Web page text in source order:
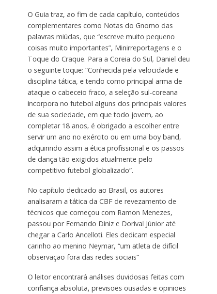
O Guia traz, ao fim de cada capítulo, conteúdos
complementares como Notas do Gnomo das
palavras miúdas, que “escreve muito pequeno
coisas muito importantes”, Minirreportagens e o
Toque do Craque. Para a Coreia do Sul, Daniel deu
o seguinte toque: “Conhecida pela velocidade e
disciplina tática, e tendo como principal arma de
ataque o cabeceio fraco, a seleção sul-coreana
incorpora no futebol alguns dos principais valores
de sua sociedade, em que todo jovem, ao
completar 18 anos, é obrigado a escolher entre
servir um ano no exército ou em uma boy band,
adquirindo assim a ética profissional e os passos
de dança tão exigidos atualmente pelo
competitivo futebol globalizado”.
No capítulo dedicado ao Brasil, os autores
analisaram a tática da CBF de revezamento de
técnicos que começou com Ramon Menezes,
passou por Fernando Diniz e Dorival Júnior até
chegar a Carlo Ancelloti. Eles dedicam especial
carinho ao menino Neymar, “um atleta de difícil
observação fora das redes sociais”
O leitor encontrará análises duvidosas feitas com
confiança absoluta, previsões ousadas e opiniões